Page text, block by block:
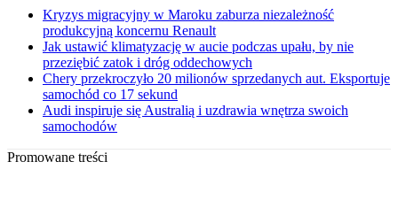
Kryzys migracyjny w Maroku zaburza niezależność
produkcyjną koncernu Renault
Jak ustawić klimatyzację w aucie podczas upału, by nie
przeziębić zatok i dróg oddechowych
Chery przekroczyło 20 milionów sprzedanych aut. Eksportuje
samochód co 17 sekund
Audi inspiruje się Australią i uzdrawia wnętrza swoich
samochodów
Promowane treści